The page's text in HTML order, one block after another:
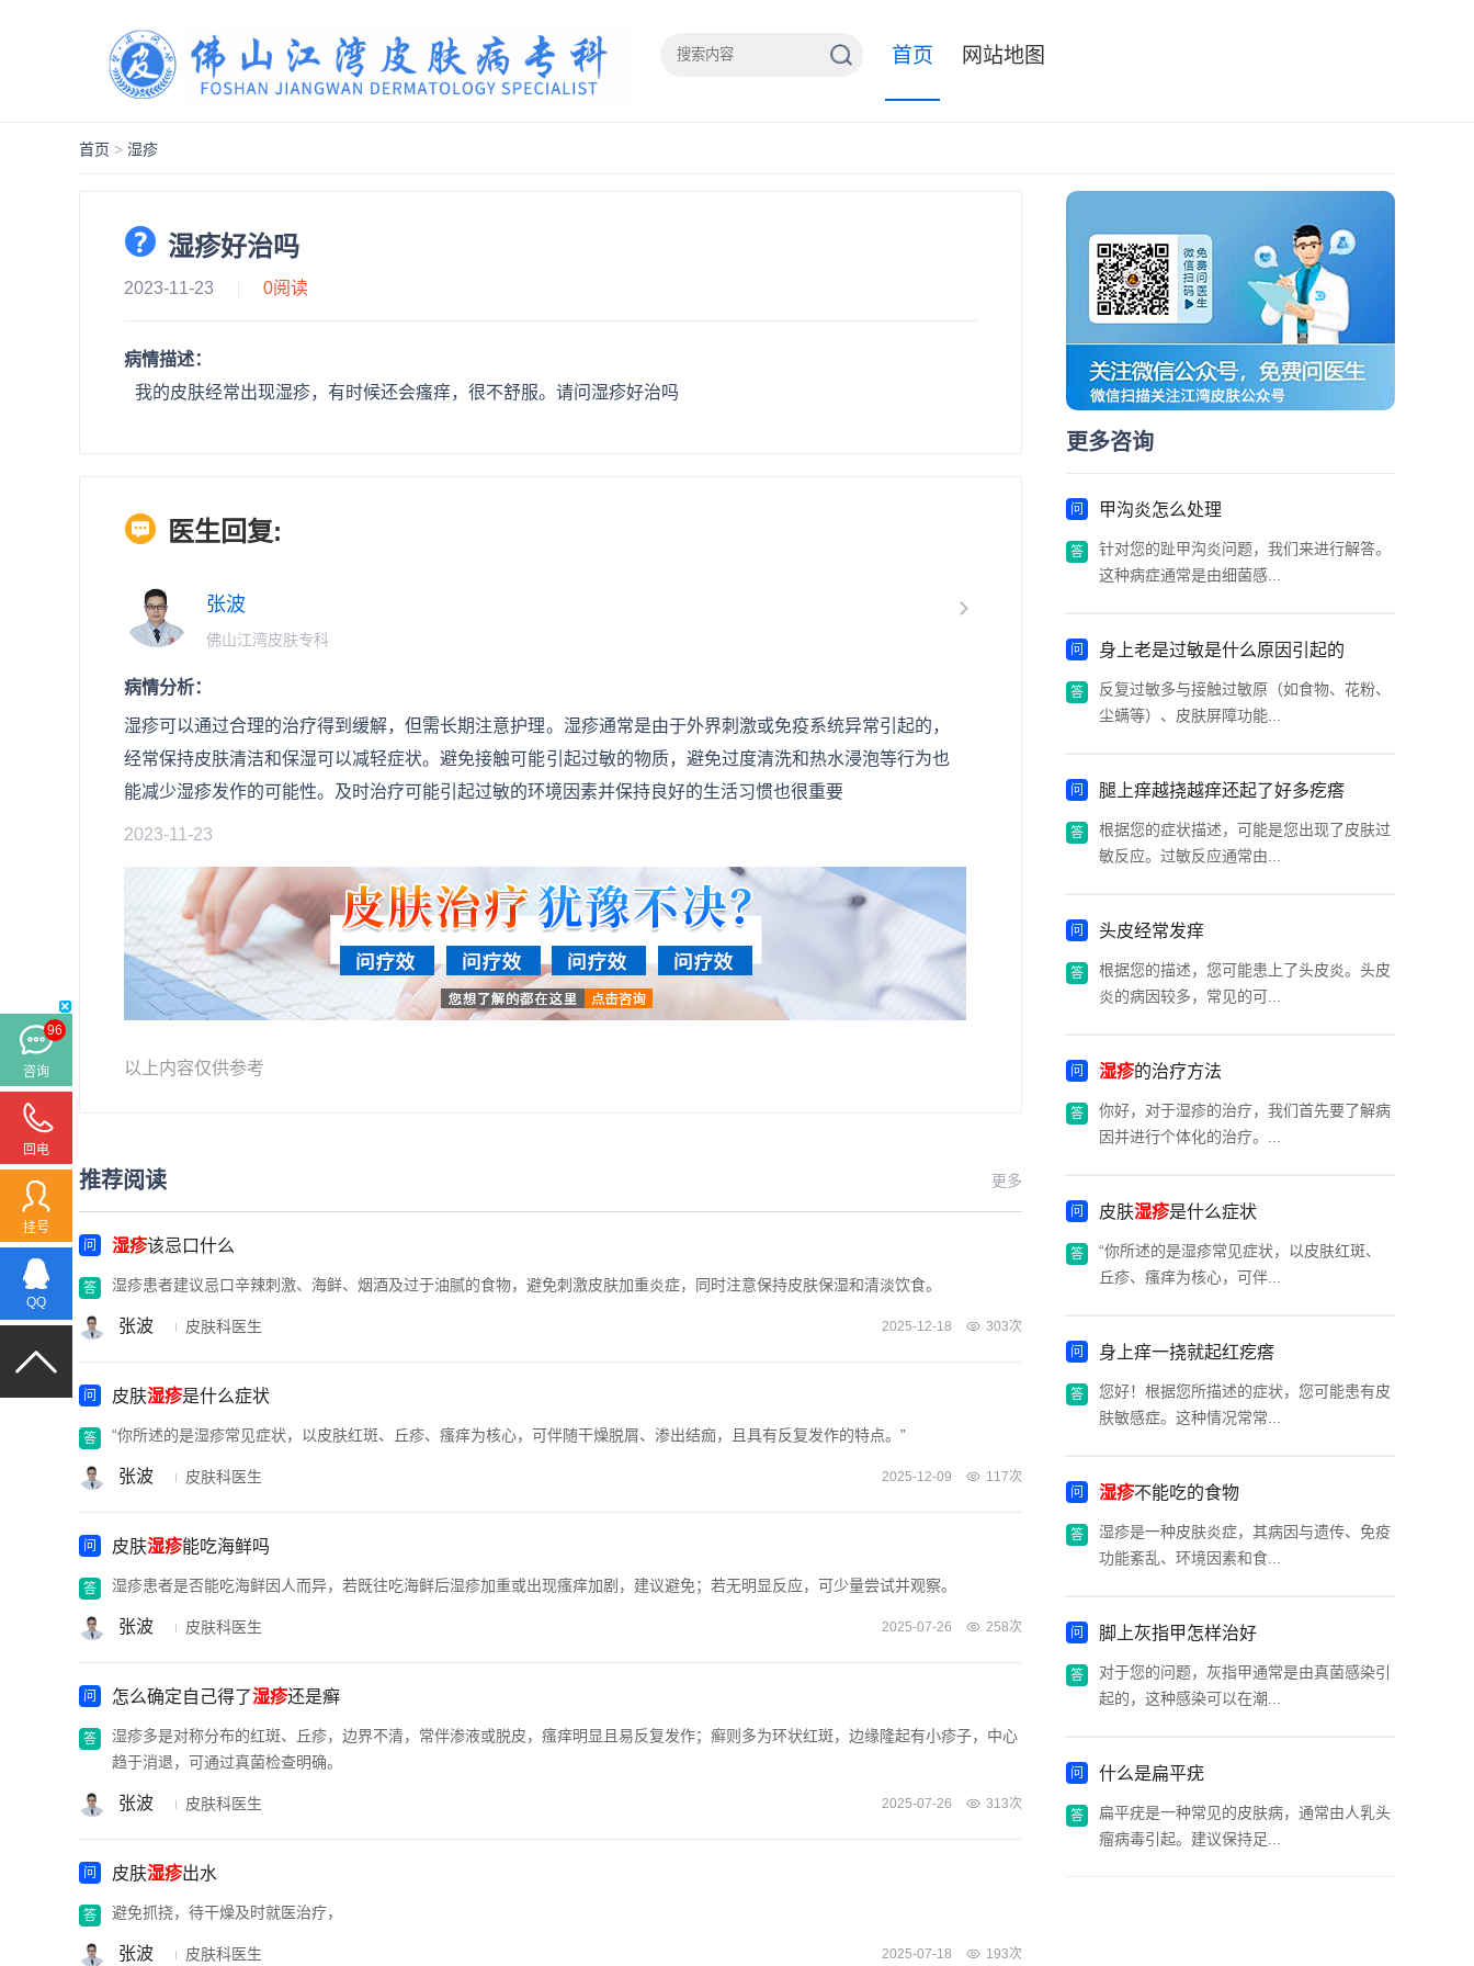
首页 网站地图
首页 > 湿疹
湿疹好治吗
2023-11-23 0阅读
病情描述：
我的皮肤经常出现湿疹，有时候还会瘙痒，很不舒服。请问湿疹好治吗
医生回复:
张波
佛山江湾皮肤专科
病情分析：
湿疹可以通过合理的治疗得到缓解，但需长期注意护理。湿疹通常是由于外界刺激或免疫系统异常引起的，
经常保持皮肤清洁和保湿可以减轻症状。避免接触可能引起过敏的物质，避免过度清洗和热水浸泡等行为也
能减少湿疹发作的可能性。及时治疗可能引起过敏的环境因素并保持良好的生活习惯也很重要
2023-11-23
以上内容仅供参考
推荐阅读 更多
湿疹该忌口什么
湿疹患者建议忌口辛辣刺激、海鲜、烟酒及过于油腻的食物，避免刺激皮肤加重炎症，同时注意保持皮肤保湿和清淡饮食。
张波 皮肤科医生 2025-12-18 303次
皮肤湿疹是什么症状
“你所述的是湿疹常见症状，以皮肤红斑、丘疹、瘙痒为核心，可伴随干燥脱屑、渗出结痂，且具有反复发作的特点。”
张波 皮肤科医生 2025-12-09 117次
皮肤湿疹能吃海鲜吗
湿疹患者是否能吃海鲜因人而异，若既往吃海鲜后湿疹加重或出现瘙痒加剧，建议避免；若无明显反应，可少量尝试并观察。
张波 皮肤科医生 2025-07-26 258次
怎么确定自己得了湿疹还是癣
湿疹多是对称分布的红斑、丘疹，边界不清，常伴渗液或脱皮，瘙痒明显且易反复发作；癣则多为环状红斑，边缘隆起有小疹子，中心
趋于消退，可通过真菌检查明确。
张波 皮肤科医生 2025-07-26 313次
皮肤湿疹出水
避免抓挠，待干燥及时就医治疗，
张波 皮肤科医生 2025-07-18 193次
更多咨询
甲沟炎怎么处理
针对您的趾甲沟炎问题，我们来进行解答。
这种病症通常是由细菌感...
身上老是过敏是什么原因引起的
反复过敏多与接触过敏原（如食物、花粉、
尘螨等）、皮肤屏障功能...
腿上痒越挠越痒还起了好多疙瘩
根据您的症状描述，可能是您出现了皮肤过
敏反应。过敏反应通常由...
头皮经常发痒
根据您的描述，您可能患上了头皮炎。头皮
炎的病因较多，常见的可...
湿疹的治疗方法
你好，对于湿疹的治疗，我们首先要了解病
因并进行个体化的治疗。...
皮肤湿疹是什么症状
“你所述的是湿疹常见症状，以皮肤红斑、
丘疹、瘙痒为核心，可伴...
身上痒一挠就起红疙瘩
您好！根据您所描述的症状，您可能患有皮
肤敏感症。这种情况常常...
湿疹不能吃的食物
湿疹是一种皮肤炎症，其病因与遗传、免疫
功能紊乱、环境因素和食...
脚上灰指甲怎样治好
对于您的问题，灰指甲通常是由真菌感染引
起的，这种感染可以在潮...
什么是扁平疣
扁平疣是一种常见的皮肤病，通常由人乳头
瘤病毒引起。建议保持足...
96
咨询
回电
挂号
QQ